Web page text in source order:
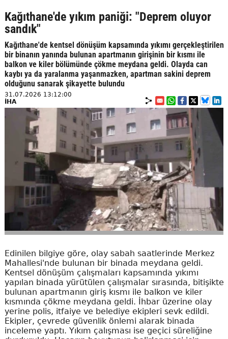
Kağıthane'de yıkım paniği: "Deprem oluyor
sandık"
Kağıthane'de kentsel dönüşüm kapsamında yıkımı gerçekleştirilen
bir binanın yanında bulunan apartmanın girişinin bir kısmı ile
balkon ve kiler bölümünde çökme meydana geldi. Olayda can
kaybı ya da yaralanma yaşanmazken, apartman sakini deprem
olduğunu sanarak şikayette bulundu
31.07.2026 13:12:00
İHA
Edinilen bilgiye göre, olay sabah saatlerinde Merkez
Mahallesi'nde bulunan bir binada meydana geldi.
Kentsel dönüşüm çalışmaları kapsamında yıkımı
yapılan binada yürütülen çalışmalar sırasında, bitişikte
bulunan apartmanın giriş kısmı ile balkon ve kiler
kısmında çökme meydana geldi. İhbar üzerine olay
yerine polis, itfaiye ve belediye ekipleri sevk edildi.
Ekipler, çevrede güvenlik önlemi alarak binada
inceleme yaptı. Yıkım çalışması ise geçici süreliğine